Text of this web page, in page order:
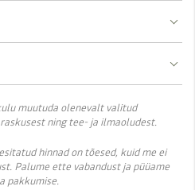
muutuda olenevalt valitud
ning tee- ja ilmaoludest.
hinnad on tõesed, kuid me ei
Palume ette vabandust ja püüame
pakkumise.